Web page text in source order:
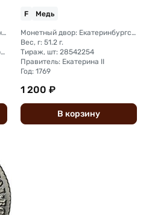
Монетный двор: Сузунский монетный двор (Сибирь)
Тираж, шт: на сумму 300 000 рублей (сумма 10 копеек + 5 копеек +2 копейки + 1 копейка + денга + полушка)
F Медь
Монетный двор: Екатеринбургский монетный двор
Вес, г: 51.2 г.
Тираж, шт: 28542254
Правитель: Екатерина II
Год: 1769
1 200 ₽
В корзину